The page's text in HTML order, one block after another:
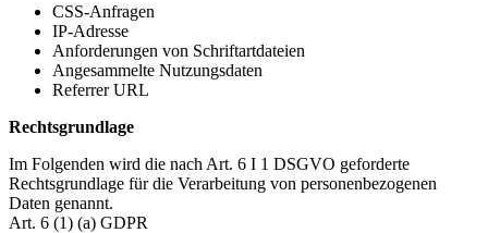
CSS-Anfragen
IP-Adresse
Anforderungen von Schriftartdateien
Angesammelte Nutzungsdaten
Referrer URL
Rechtsgrundlage
Im Folgenden wird die nach Art. 6 I 1 DSGVO geforderte
Rechtsgrundlage für die Verarbeitung von personenbezogenen
Daten genannt.
Art. 6 (1) (a) GDPR